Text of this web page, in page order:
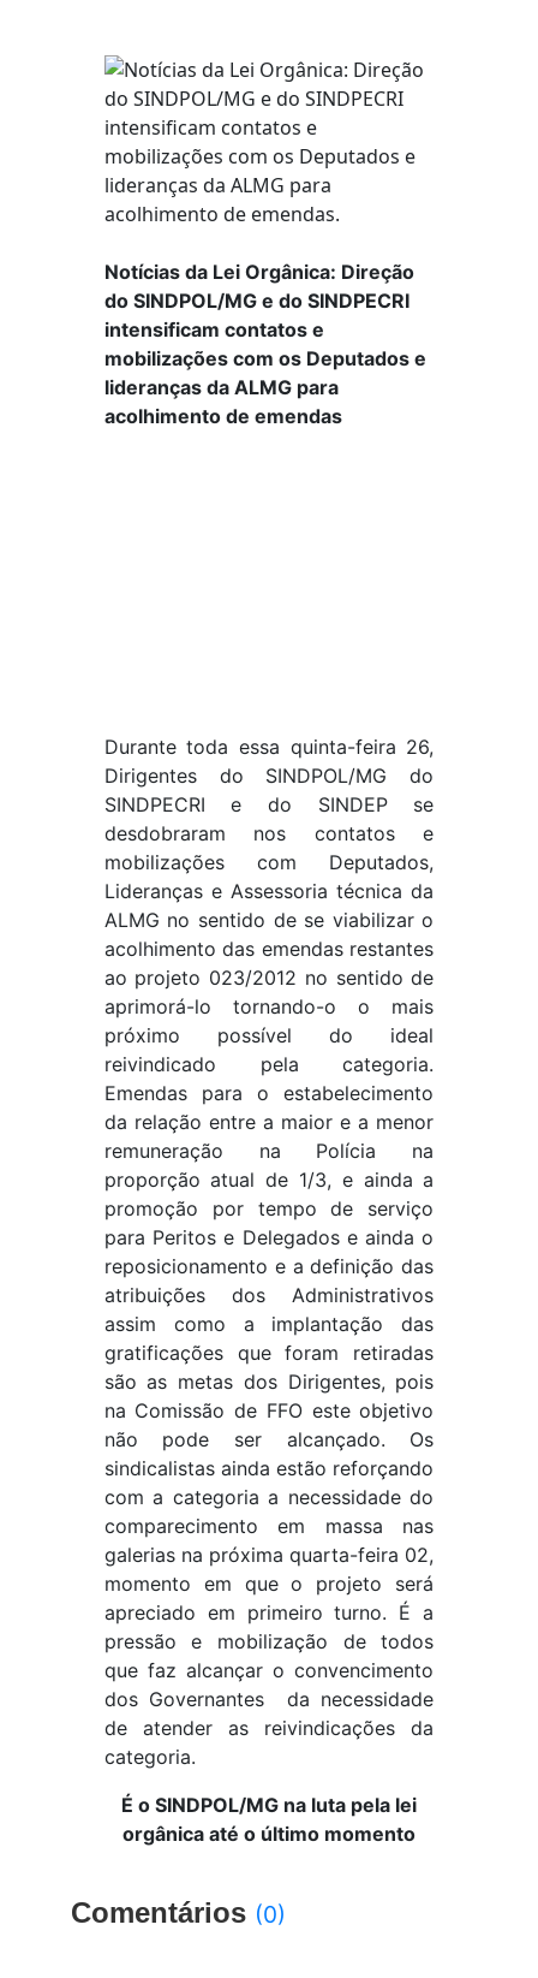
Notícias da Lei Orgânica: Direção
do SINDPOL/MG e do SINDPECRI
intensificam contatos e
mobilizações com os Deputados e
lideranças da ALMG para
acolhimento de emendas
Durante toda essa quinta-feira 26,
Dirigentes do SINDPOL/MG do
SINDPECRI e do SINDEP se
desdobraram nos contatos e
mobilizações com Deputados,
Lideranças e Assessoria técnica da
ALMG no sentido de se viabilizar o
acolhimento das emendas restantes
ao projeto 023/2012 no sentido de
aprimorá-lo tornando-o o mais
próximo possível do ideal
reivindicado pela categoria.
Emendas para o estabelecimento
da relação entre a maior e a menor
remuneração na Polícia na
proporção atual de 1/3, e ainda a
promoção por tempo de serviço
para Peritos e Delegados e ainda o
reposicionamento e a definição das
atribuições dos Administrativos
assim como a implantação das
gratificações que foram retiradas
são as metas dos Dirigentes, pois
na Comissão de FFO este objetivo
não pode ser alcançado. Os
sindicalistas ainda estão reforçando
com a categoria a necessidade do
comparecimento em massa nas
galerias na próxima quarta-feira 02,
momento em que o projeto será
apreciado em primeiro turno. É a
pressão e mobilização de todos
que faz alcançar o convencimento
dos Governantes da necessidade
de atender as reivindicações da
categoria.
É o SINDPOL/MG na luta pela lei
orgânica até o último momento
Comentários (0)